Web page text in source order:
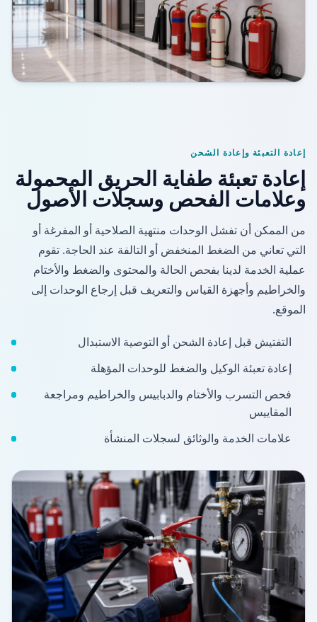
إعادة التعبئة وإعادة الشحن
إعادة تعبئة طفاية الحريق المحمولة
وعلامات الفحص وسجلات الأصول
من الممكن أن تفشل الوحدات منتهية الصلاحية أو المفرغة أو
التي تعاني من الضغط المنخفض أو التالفة عند الحاجة. تقوم
عملية الخدمة لدينا بفحص الحالة والمحتوى والضغط والأختام
والخراطيم وأجهزة القياس والتعريف قبل إرجاع الوحدات إلى
الموقع.
التفتيش قبل إعادة الشحن أو التوصية الاستبدال
إعادة تعبئة الوكيل والضغط للوحدات المؤهلة
فحص التسرب والأختام والدبابيس والخراطيم ومراجعة
المقاييس
علامات الخدمة والوثائق لسجلات المنشأة